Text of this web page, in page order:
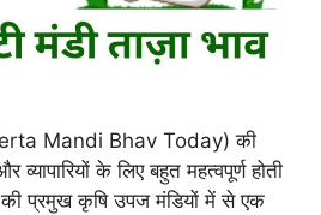
Mandi Bhav Today) की
व्यापारियों के लिए बहुत महत्वपूर्ण होती
की प्रमुख कृषि उपज मंडियों में से एक